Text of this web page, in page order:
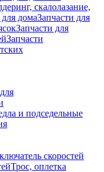
скалолазание,
домаЗапчасти для
Запчасти для
Запчасти
и подседельные
скоростей
Трос, оплетка